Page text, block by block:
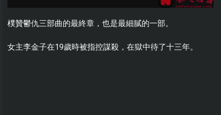
樸贊鬱仇三部曲的最終章，也是最細膩的一部。
女主李金子在19歲時被指控謀殺，在獄中待了十三年。